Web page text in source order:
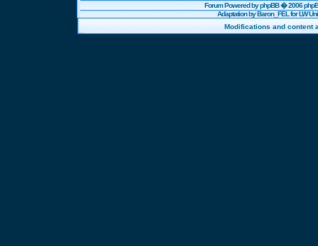
Forum Powered byphpBB� 2006
Adaptation by Baron_FEL for LW
Modifications and content